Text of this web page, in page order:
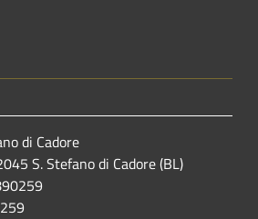
di Cadore
S. Stefano di Cadore (BL)